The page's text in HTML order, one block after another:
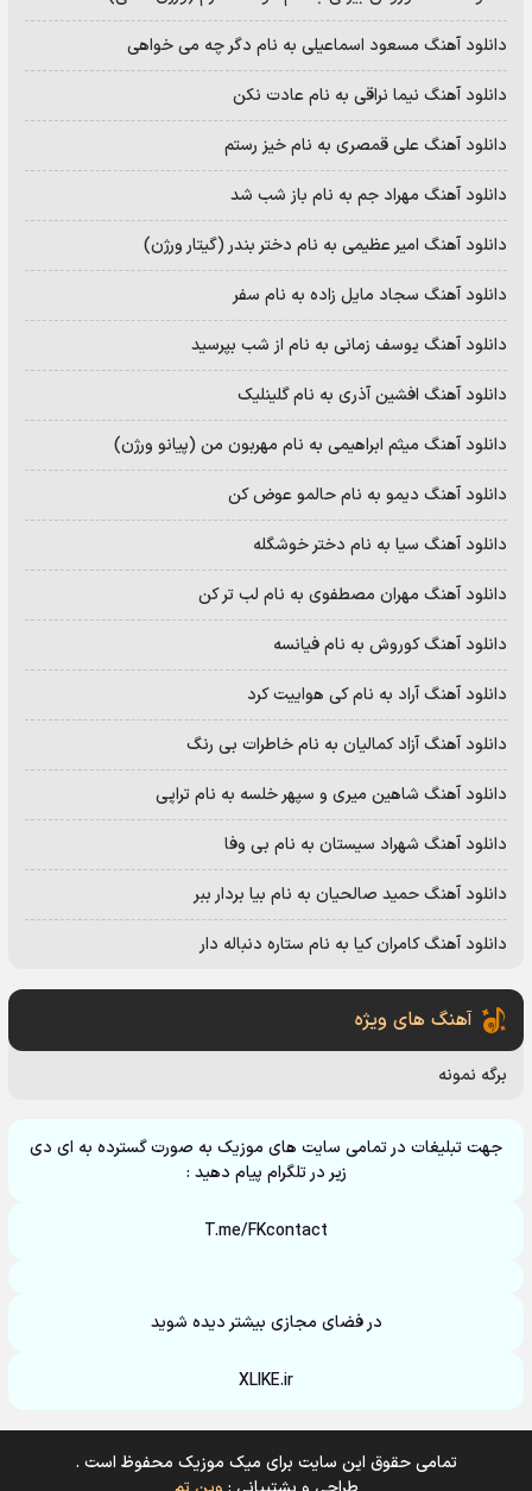
دانلود آهنگ مسعود اسماعیلی به نام دگر چه می خواهی
دانلود آهنگ نیما نراقی به نام عادت نکن
دانلود آهنگ علی قمصری به نام خیز رستم
دانلود آهنگ مهراد جم به نام باز شب شد
دانلود آهنگ امیر عظیمی به نام دختر بندر (گیتار ورژن)
دانلود آهنگ سجاد مایل زاده به نام سفر
دانلود آهنگ یوسف زمانی به نام از شب بپرسید
دانلود آهنگ افشین آذری به نام گلینلیک
دانلود آهنگ میثم ابراهیمی به نام مهربون من (پیانو ورژن)
دانلود آهنگ دیمو به نام حالمو عوض کن
دانلود آهنگ سیا به نام دختر خوشگله
دانلود آهنگ مهران مصطفوی به نام لب تر کن
دانلود آهنگ کوروش به نام فیانسه
دانلود آهنگ آراد به نام کی هواییت کرد
دانلود آهنگ آزاد کمالیان به نام خاطرات بی رنگ
دانلود آهنگ شاهین میری و سپهر خلسه به نام تراپی
دانلود آهنگ شهراد سیستان به نام بی وفا
دانلود آهنگ حمید صالحیان به نام بیا بردار ببر
دانلود آهنگ کامران کیا به نام ستاره دنباله دار
آهنگ های ویژه
برگه نمونه
جهت تبلیغات در تمامی سایت های موزیک به صورت گسترده به ای دی
زیر در تلگرام پیام دهید :
T.me/FKcontact
در فضای مجازی بیشتر دیده شوید
XLIKE.ir
تمامی حقوق این سایت برای میک موزیک محفوظ است .